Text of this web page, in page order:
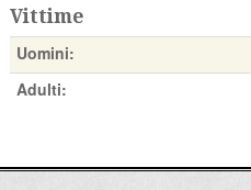
Vittime
Uomini:
Adulti: